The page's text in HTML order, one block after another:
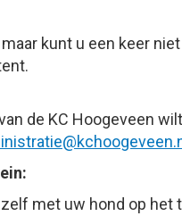
kunt u een keer
de KC Hoogeveen
met uw hond op